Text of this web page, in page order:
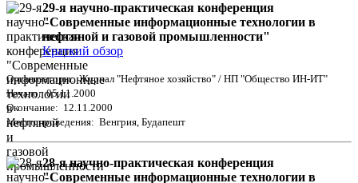
29-я научно-практическая конференция
"Современные информационные технологии в
нефтяной и газовой промышленности"
Краткий обзор
Организаторы: Журнал "Нефтяное хозяйство" / НП "Общество ИН-ИТ"
Начало: 05.11.2000
Окончание: 12.11.2000
Место проведения: Венгрия, Будапешт
28-я научно-практическая конференция
"Современные информационные технологии в